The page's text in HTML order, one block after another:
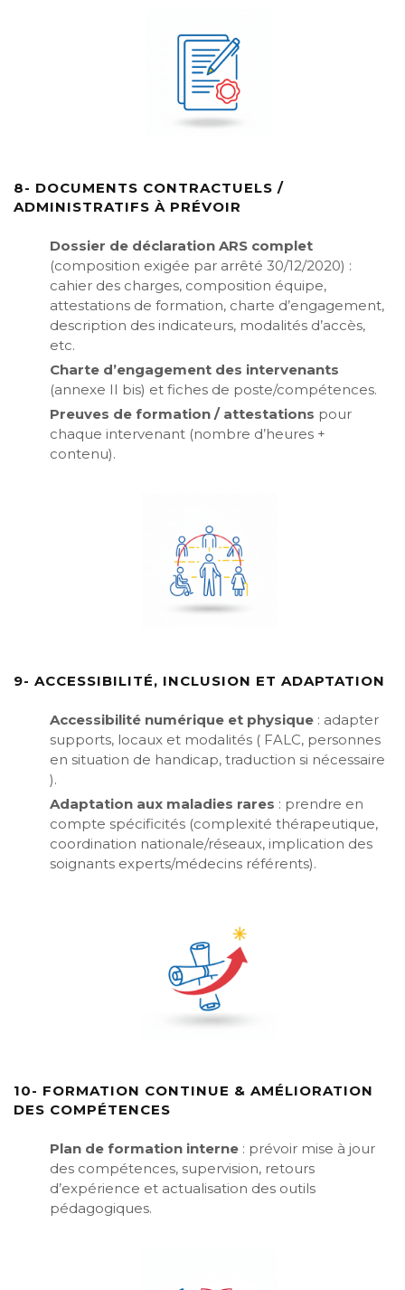
8- DOCUMENTS CONTRACTUELS /
ADMINISTRATIFS À PRÉVOIR
Dossier de déclaration ARS complet
(composition exigée par arrêté 30/12/2020) :
cahier des charges, composition équipe,
attestations de formation, charte d’engagement,
description des indicateurs, modalités d’accès,
etc.
Charte d’engagement des intervenants
(annexe II bis) et fiches de poste/compétences.
Preuves de formation / attestations pour
chaque intervenant (nombre d’heures +
contenu).
9- ACCESSIBILITÉ, INCLUSION ET ADAPTATION
Accessibilité numérique et physique : adapter
supports, locaux et modalités ( FALC, personnes
en situation de handicap, traduction si nécessaire
).
Adaptation aux maladies rares : prendre en
compte spécificités (complexité thérapeutique,
coordination nationale/réseaux, implication des
soignants experts/médecins référents).
10- FORMATION CONTINUE & AMÉLIORATION
DES COMPÉTENCES
Plan de formation interne : prévoir mise à jour
des compétences, supervision, retours
d’expérience et actualisation des outils
pédagogiques.